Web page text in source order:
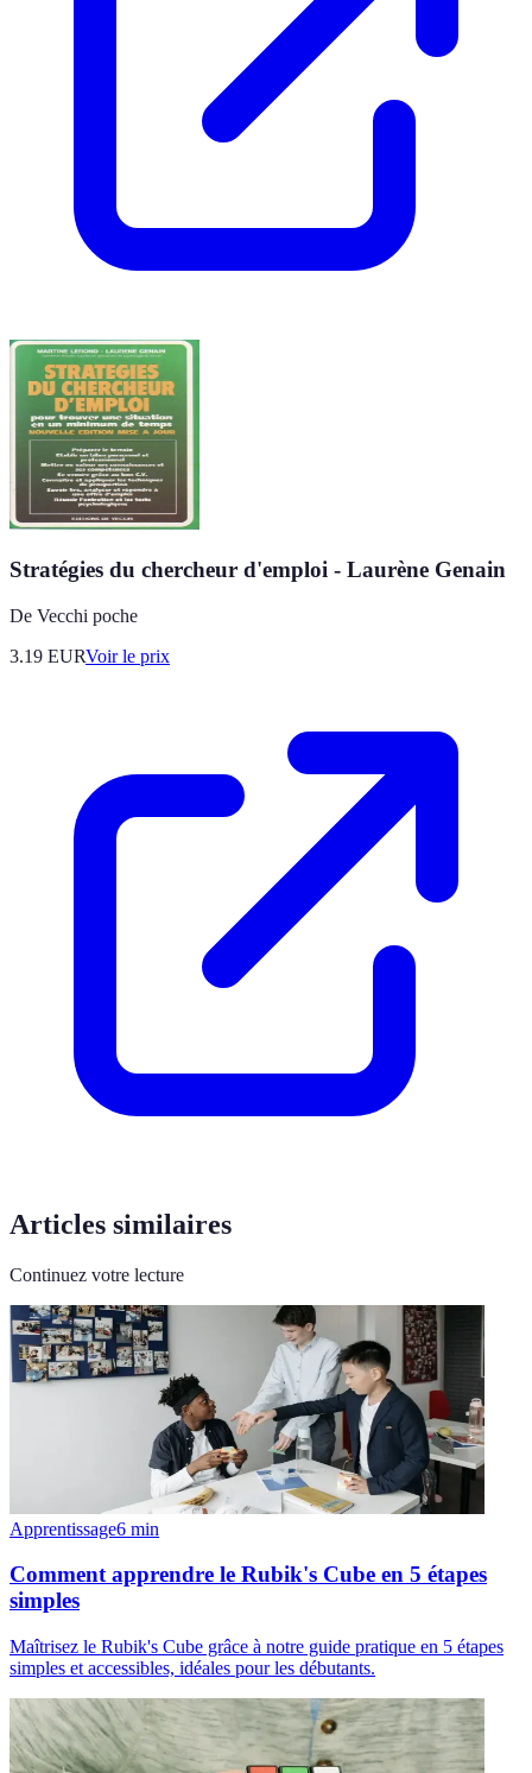
Stratégies du chercheur d'emploi - Laurène Genain
De Vecchi poche
3.19 EURVoir le prix
Articles similaires
Continuez votre lecture
Apprentissage6 min
Comment apprendre le Rubik's Cube en 5 étapes
simples
Maîtrisez le Rubik's Cube grâce à notre guide pratique en 5 étapes
simples et accessibles, idéales pour les débutants.